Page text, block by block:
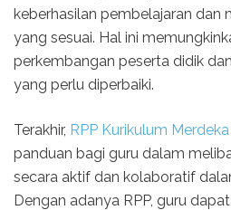
keberhasilan pembelajaran dan
yang sesuai. Hal ini
perkembangan peserta didik
yang perlu diperbaiki.
Terakhir, RPP Kurikulum Merdeka
panduan bagi guru dalam
secara aktif dan kolaboratif
Dengan adanya RPP, guru